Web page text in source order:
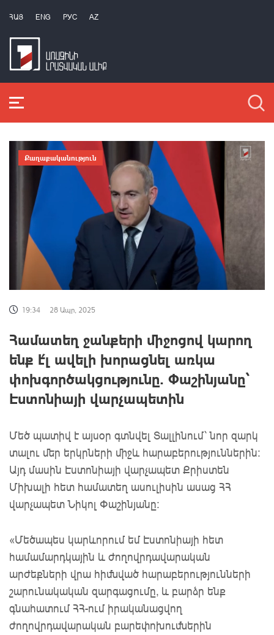
ՀԱՅ ENG РУС AZ
Քաղաքականություն
19:34 28 Ապր, 2025
Համատեղ ջանքերի միջոցով կարող
ենք է՛լ ավելի խորացնել առկա
փոխգործակցությունը. Փաշինյանը՝
Էստոնիայի վարչապետին
Մեծ պատիվ է այսօր գտնվել Տալլինում՝ նոր զարկ
տալու մեր երկրների միջև հարաբերություններին:
Այդ մասին Էստոնիայի վարչապետ Քրիստեն
Միխալի հետ համատեղ ասուլիսին ասաց ՀՀ
վարչապետ Նիկոլ Փաշինյանը:
«Մեծապես կարևորում եմ Էստոնիայի հետ
համամարդկային և ժողովրդավարական
արժեքների վրա հիմնված հարաբերությունների
շարունակական զարգացումը, և բարձր ենք
գնահատում ՀՀ-ում իրականացվող
ժողովրդավարական բարեփոխումներին